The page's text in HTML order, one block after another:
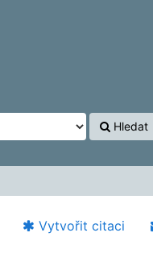
Hledat
Vytvořit citaci